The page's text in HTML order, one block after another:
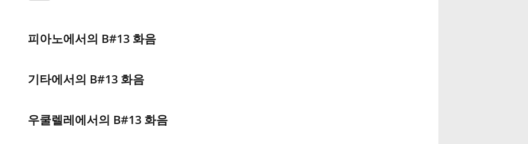
피아노에서의 B#13 화음
기타에서의 B#13 화음
우쿨렐레에서의 B#13 화음